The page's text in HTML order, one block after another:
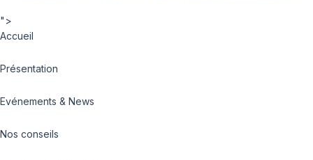
">
Accueil
Présentation
Evénements & News
Nos conseils